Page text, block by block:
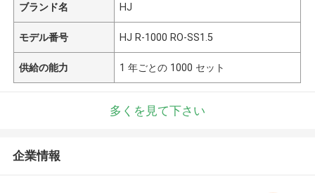
ブランド名 HJ
モデル番号 HJ R-1000 RO-SS1.5
供給の能力 1 年ごとの 1000 セット
多くを見て下さい
企業情報